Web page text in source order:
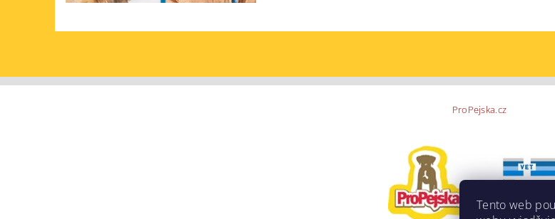
ProPejska.cz
Tento web